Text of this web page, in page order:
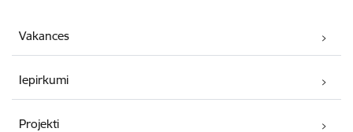
Vakances
Iepirkumi
Projekti